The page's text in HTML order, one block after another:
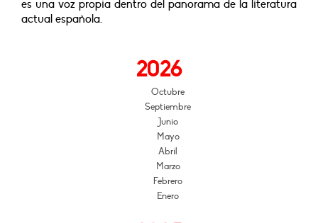
es una voz propia dentro del panorama de la literatura
actual española.
2026
Octubre
Septiembre
Junio
Mayo
Abril
Marzo
Febrero
Enero